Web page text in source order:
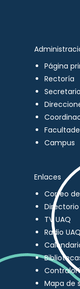
Página
Rectoría
Campus
Enlaces
Correo
Directorio
TV UAQ
Radio UAQ
Mapa de